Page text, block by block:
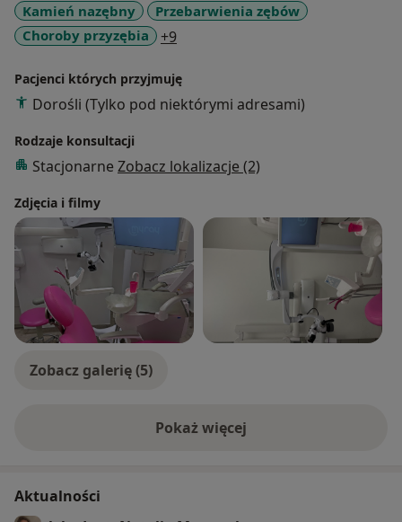
Posługuje się językiem angielskim na poziomie B2.
Kamień nazębny
Przebarwienia zębów
Choroby przyzębia
+9a11y_sr_more_diseases
Pacjenci których przyjmuję
Dorośli (Tylko pod niektórymi adresami)
Rodzaje konsultacji
Stacjonarne Zobacz lokalizacje (2)
Zdjęcia i filmy
Zobacz galerię (5)
Pokaż więcejo doświadczeniu
Aktualności